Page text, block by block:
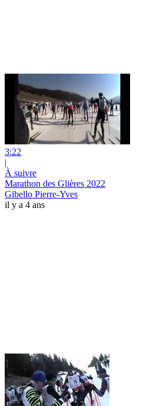
3:22
|
À suivre
Marathon des Glières 2022
Gibello Pierre-Yves
il y a 4 ans